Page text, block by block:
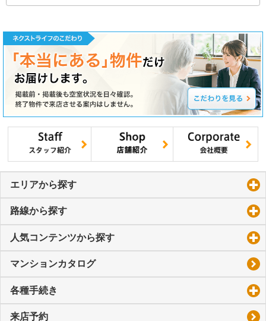
エリアから探す
路線から探す
人気コンテンツから探す
マンションカタログ
各種手続き
来店予約